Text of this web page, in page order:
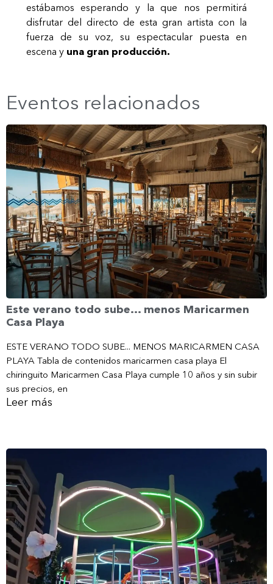
estábamos esperando y la que nos permitirá
disfrutar del directo de esta gran artista con la
fuerza de su voz, su espectacular puesta en
escena y una gran producción.
Eventos relacionados
Este verano todo sube… menos Maricarmen
Casa Playa
ESTE VERANO TODO SUBE... MENOS MARICARMEN CASA
PLAYA Tabla de contenidos maricarmen casa playa El
chiringuito Maricarmen Casa Playa cumple 10 años y sin subir
sus precios, en
Leer más